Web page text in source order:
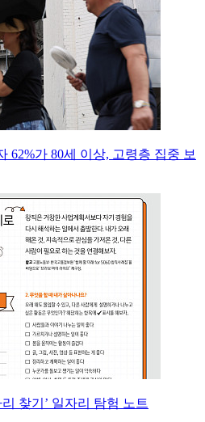
62%가 80세 이상, 고령층 집중 보
찾기’ 일자리 탐험 노트